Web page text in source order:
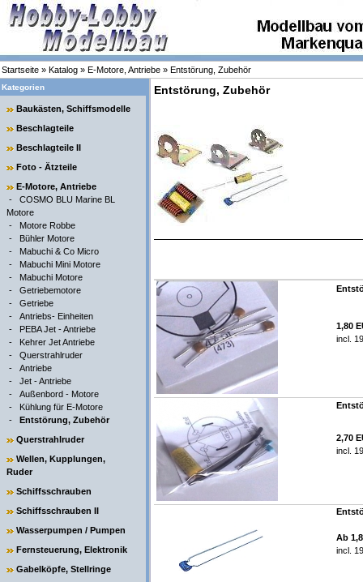
Startseite » Katalog » E-Motore, Antriebe » Entstörung, Zubehör
Kategorien
Baukästen, Schiffsmodelle
Beschlagteile
Beschlagteile II
Foto - Ätzteile
E-Motore, Antriebe
- COSMO BLU Marine BL
Motore
- Motore Robbe
- Bühler Motore
- Mabuchi & Co Micro
- Mabuchi Mini Motore
- Mabuchi Motore
- Getriebemotore
- Getriebe
- Antriebs- Einheiten
- PEBA Jet - Antriebe
- Kehrer Jet Antriebe
- Querstrahlruder
- Antriebe
- Jet - Antriebe
- Außenbord - Motore
- Kühlung für E-Motore
- Entstörung, Zubehör
Querstrahlruder
Wellen, Kupplungen,
Ruder
Schiffsschrauben
Schiffsschrauben II
Wasserpumpen / Pumpen
Fernsteuerung, Elektronik
Gabelköpfe, Stellringe
Entstörung, Zubehör
1,80
incl.
2,70
incl.
Ab
incl.